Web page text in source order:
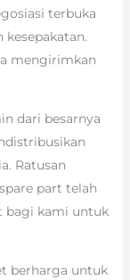
terbuka
kesepakatan.
mengirimkan
dari besarnya
Ratusan
part telah
bagi kami untuk
berharga untuk